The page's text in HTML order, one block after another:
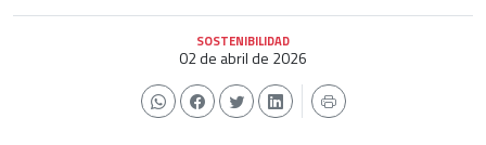
SOSTENIBILIDAD
02 de abril de 2026